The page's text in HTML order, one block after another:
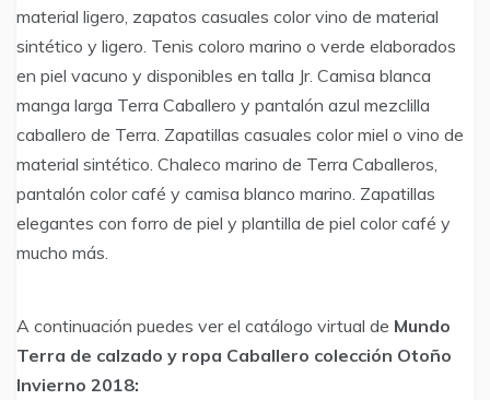
material ligero, zapatos casuales color vino de material
sintético y ligero. Tenis coloro marino o verde elaborados
en piel vacuno y disponibles en talla Jr. Camisa blanca
manga larga Terra Caballero y pantalón azul mezclilla
caballero de Terra. Zapatillas casuales color miel o vino de
material sintético. Chaleco marino de Terra Caballeros,
pantalón color café y camisa blanco marino. Zapatillas
elegantes con forro de piel y plantilla de piel color café y
mucho más.
A continuación puedes ver el catálogo virtual de Mundo
Terra de calzado y ropa Caballero colección Otoño
Invierno 2018: